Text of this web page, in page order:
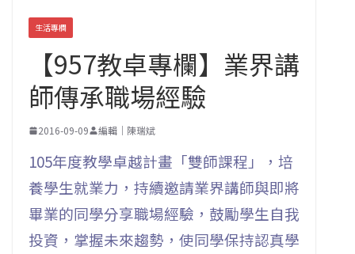
生活專欄
【957教卓專欄】業界講
師傳承職場經驗
2016-09-09 編輯｜陳瑞斌
105年度教學卓越計畫「雙師課程」，培
養學生就業力，持續邀請業界講師與即將
畢業的同學分享職場經驗，鼓勵學生自我
投資，掌握未來趨勢，使同學保持認真學